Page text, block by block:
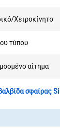
Χειροκίνητο
τύπου
αίτημα
σφαίρας